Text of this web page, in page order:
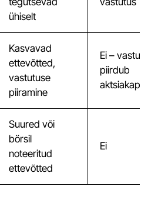
ühiselt
Kasvavad
ettevõtted,
vastutuse
piiramine
Ei – vastutus
piirdub
Suured või
börsil
noteeritud
ettevõtted
Ei